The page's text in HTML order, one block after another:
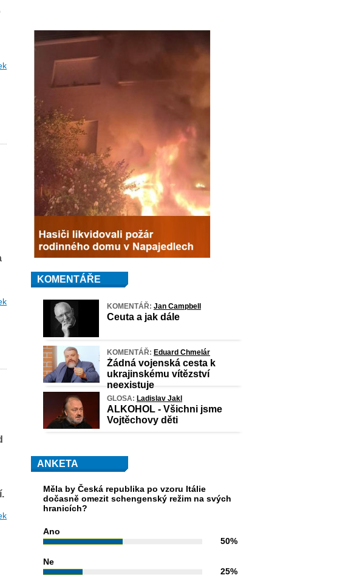
KOMENTÁŘE
KOMENTÁŘ: Jan Campbell
Ceuta a jak dále
KOMENTÁŘ: Eduard Chmelár
Žádná vojenská cesta k
ukrajinskému vítězství
neexistuje
GLOSA: Ladislav Jakl
ALKOHOL - Všichni jsme
Vojtěchovy děti
ANKETA
Měla by Česká republika po vzoru Itálie
dočasně omezit schengenský režim na svých
hranicích?
Ano
50%
Ne
25%